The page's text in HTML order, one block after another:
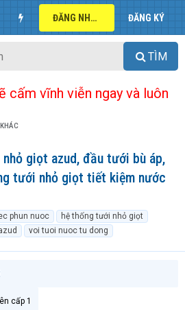
ĐĂNG NHẬP ĐĂNG KÝ
TÌM
cấm vĩnh viễn ngay và luôn
giọt azud, đầu tưới bù áp,
tưới nhỏ giọt tiết kiệm nước
phun nuoc
hệ thống tưới nhỏ giọt
voi tuoi nuoc tu dong
cấp 1